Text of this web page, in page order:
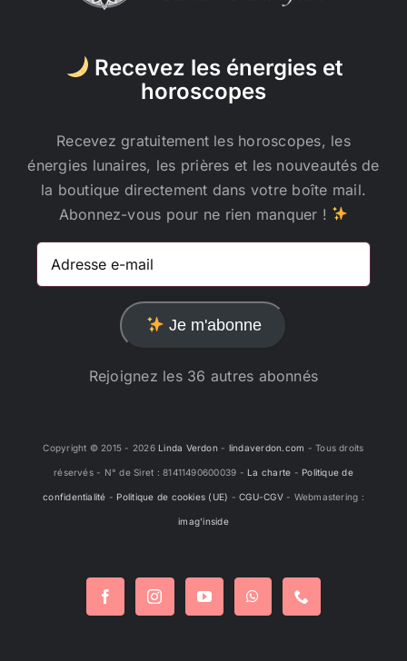
Recevez les énergies et
horoscopes
Recevez gratuitement les horoscopes, les
énergies lunaires, les prières et les nouveautés de
la boutique directement dans votre boîte mail.
Abonnez-vous pour ne rien manquer !
Adresse
Je m'abonne
Rejoignez les 36 autres abonnés
Copyright © 2015 - 2026 Linda Verdon- lindaverdon.com - Tous droits
réservés - N° de Siret : 81411490600039 - La charte - Politique de
confidentialité - Politique de cookies (UE) -CGU-CGV- Webmastering :
imag'inside